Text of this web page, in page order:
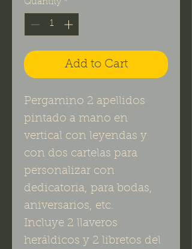
Quantity *
Add to Cart
Pergamino 2 apellidos
pintado a mano en
vertical con leyendas y
con dos cartelas para
personalizar con
dedicatoria, para bodas,
aniversarios, etc.
Incluye 2 llaveros
heráldicos y 2 libretos del